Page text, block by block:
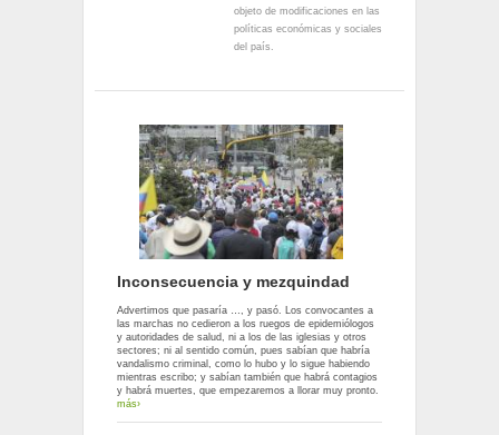
objeto de modificaciones en las
políticas económicas y sociales
del país.
Inconsecuencia y mezquindad
Advertimos que pasaría …, y pasó. Los convocantes a
las marchas no cedieron a los ruegos de epidemiólogos
y autoridades de salud, ni a los de las iglesias y otros
sectores; ni al sentido común, pues sabían que habría
vandalismo criminal, como lo hubo y lo sigue habiendo
mientras escribo; y sabían también que habrá contagios
y habrá muertes, que empezaremos a llorar muy pronto.
más›